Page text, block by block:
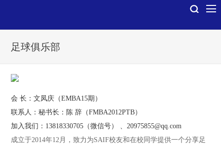
足球俱乐部
会 长：文凤庆（EMBA15期）
联系人：秘书长：陈 辞（FMBA2012PTB）
加入我们：13818330705（微信号） 、20975855@qq.com
成立于2014年12月，致力为SAIF校友和在校同学提供一个分享足